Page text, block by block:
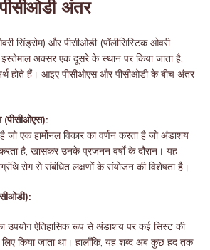
अंतर
सिंड्रोम) और पीसीओडी (पॉलीसिस्टिक ओवरी
अक्सर एक दूसरे के स्थान पर किया जाता है,
होते हैं। आइए पीसीओएस और पीसीओडी के बीच अंतर
(पीसीओएस):
एक हार्मोनल विकार का वर्णन करता है जो अंडाशय
करता है, खासकर उनके प्रजनन वर्षों के दौरान। यह
रोग से संबंधित लक्षणों के संयोजन की विशेषता है।
उपयोग ऐतिहासिक रूप से अंडाशय पर कई सिस्ट की
किया जाता था। हालाँकि, यह शब्द अब कुछ हद तक